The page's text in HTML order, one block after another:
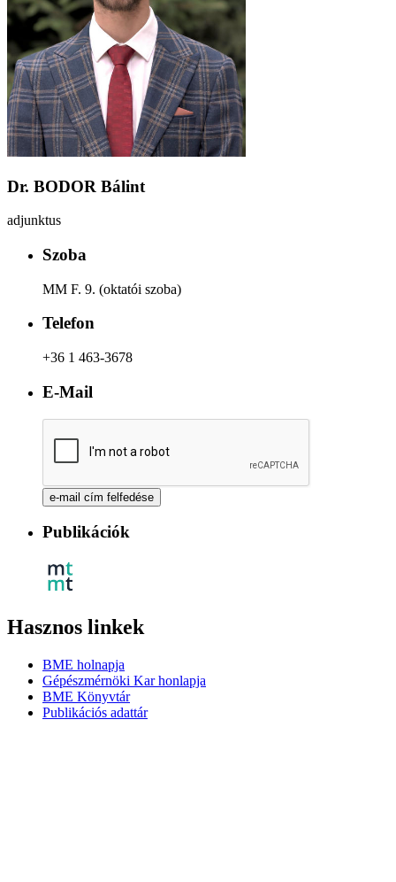
Dr. BODOR Bálint
adjunktus
Szoba
MM F. 9. (oktatói szoba)
Telefon
+36 1 463-3678
E-Mail
Publikációk
Hasznos linkek
BME holnapja
Gépészmérnöki Kar honlapja
BME Könyvtár
Publikációs adattár